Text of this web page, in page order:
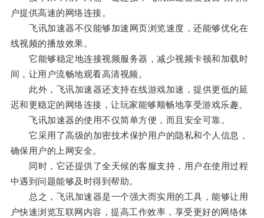
户提供高速的网络连接。
飞讯加速器不仅能够加速网页浏览速度，还能够优化在
线视频的播放效果。
它能够稳定地连接视频服务器，减少视频卡顿和加载时
间，让用户流畅地观看高清视频。
此外，飞讯加速器还支持在线游戏加速，提供更低的延
迟和更稳定的网络连接，让玩家能够顺畅地享受游戏乐趣。
飞讯加速器的使用不仅简单方便，而且安全可靠。
它采用了高级的加密技术保护用户的隐私和个人信息，
确保用户的上网安全。
同时，它还提供了全天候的客服支持，用户在使用过程
中遇到问题能够及时得到帮助。
总之，飞讯加速器是一个强大而实用的工具，能够让用
户快速浏览互联网内容，提高工作效率，享受更好的网络体